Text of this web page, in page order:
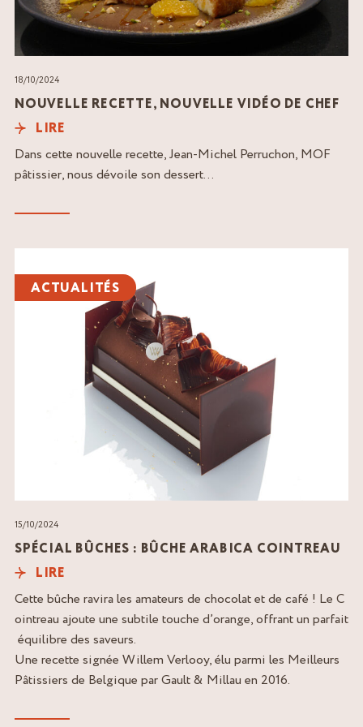
18/10/2024
NOUVELLE RECETTE, NOUVELLE VIDÉO DE CHEF
Dans cette nouvelle recette, Jean-Michel Perruchon, MOF
pâtissier, nous dévoile son dessert...
LIRE
l'article
ACTUALITÉS
15/10/2024
SPÉCIAL BÛCHES : BÛCHE ARABICA COINTREAU
Cette bûche ravira les amateurs de chocolat et de café ! Le C
ointreau ajoute une subtile touche d’orange, offrant un parfait
équilibre des saveurs.
Une recette signée Willem Verlooy, élu parmi les Meilleurs
Pâtissiers de Belgique par Gault & Millau en 2016.
LIRE